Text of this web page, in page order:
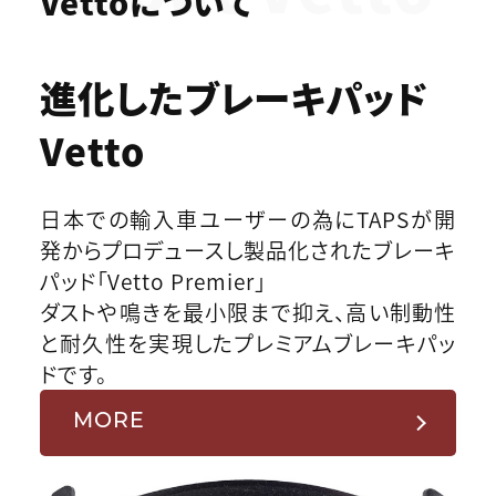
進化したブレーキパッド
Vetto
日本での輸入車ユーザーの為にTAPSが開
発からプロデュースし製品化されたブレーキ
パッド「Vetto Premier」
ダストや鳴きを最小限まで抑え、高い制動性
と耐久性を実現したプレミアムブレーキパッ
ドです。
MORE